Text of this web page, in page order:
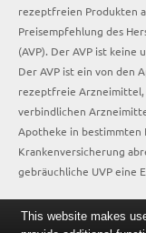
rezeptfreien Produkten
Preisempfehlung des
(AVP). Der AVP ist
Der AVP ist ein von den
rezeptfreie Arzneimittel,
verbindlichen
Apotheke in bestimmten
Krankenversicherung
gebräuchliche UVP eine
This website makes